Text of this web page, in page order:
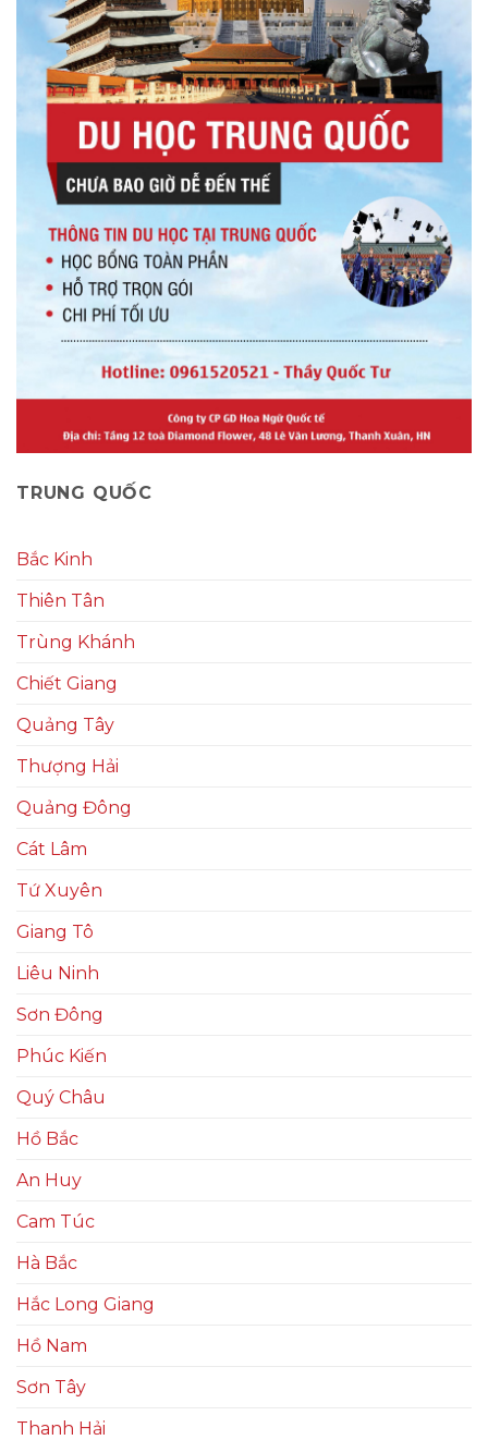
TRUNG QUỐC
Bắc Kinh
Thiên Tân
Trùng Khánh
Chiết Giang
Quảng Tây
Thượng Hải
Quảng Đông
Cát Lâm
Tứ Xuyên
Giang Tô
Liêu Ninh
Sơn Đông
Phúc Kiến
Quý Châu
Hồ Bắc
An Huy
Cam Túc
Hà Bắc
Hắc Long Giang
Hồ Nam
Sơn Tây
Thanh Hải